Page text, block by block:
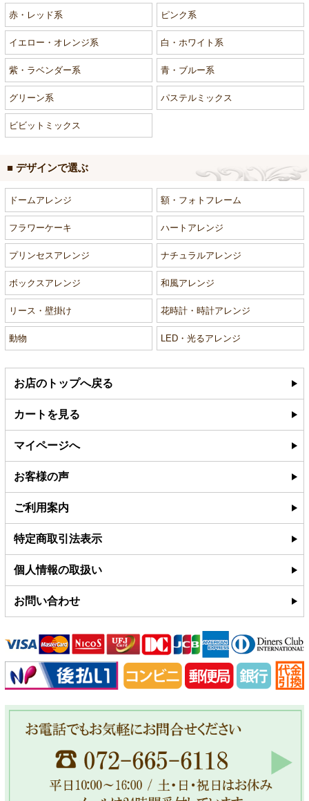
赤・レッド系 ピンク系
イエロー・オレンジ系 白・ホワイト系
紫・ラベンダー系 青・ブルー系
グリーン系 パステルミックス
ビビットミックス
■ デザインで選ぶ
ドームアレンジ 額・フォトフレーム
フラワーケーキ ハートアレンジ
プリンセスアレンジ ナチュラルアレンジ
ボックスアレンジ 和風アレンジ
リース・壁掛け 花時計・時計アレンジ
動物 LED・光るアレンジ
お店のトップへ戻る
カートを見る
マイページへ
お客様の声
ご利用案内
特定商取引法表示
個人情報の取扱い
お問い合わせ